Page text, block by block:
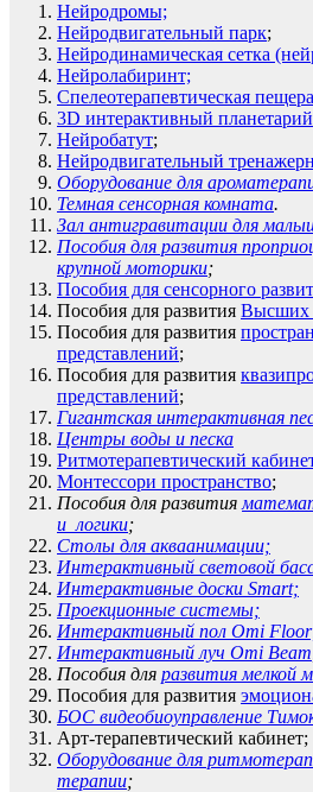
Нейродромы;
Нейродвигательный парк;
Нейродинамическая сетка
Нейролабиринт;
Спелеотерапевтическая пещера
3D интерактивный планетарий
Нейробатут;
Нейродвигательный
Оборудование для
Темная сенсорная комната.
Зал антигравитации для
Пособия для развития
крупной моторики;
Пособия для сенсорного
Пособия для развития Высших
Пособия для развития
представлений;
Пособия для развития
представлений;
Гигантская интерактивная
Центры воды и песка
Ритмотерапевтический
Монтессори пространство;
Пособия для развития
и логики;
Столы для акваанимации;
Интерактивный световой
Интерактивные доски Smart;
Проекционные системы;
Интерактивный пол Omi
Интерактивный луч Omi Beam
Пособия для развития мелкой
Пособия для развития
БОС видеобиоуправление
Арт-терапевтический кабинет;
Оборудование для
терапии;